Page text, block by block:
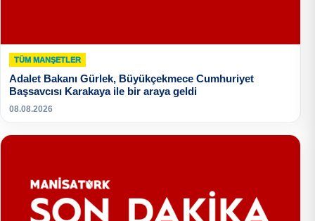
TÜM MANŞETLER
Adalet Bakanı Gürlek, Büyükçekmece Cumhuriyet
Başsavcısı Karakaya ile bir araya geldi
08.08.2026